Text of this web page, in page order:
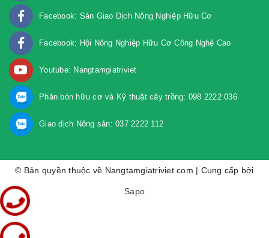
Facebook: Sàn Giao Dịch Nông Nghiệp Hữu Cơ
Facebook: Hội Nông Nghiệp Hữu Cơ Công Nghệ Cao
Youtube: Nangtamgiatriviet
Phân bón hữu cơ và Kỹ thuật cây trồng: 098 2222 036
Giao dịch Nông sản: 037 2222 112
© Bản quyền thuộc về Nangtamgiatriviet.com | Cung cấp bởi
Sapo